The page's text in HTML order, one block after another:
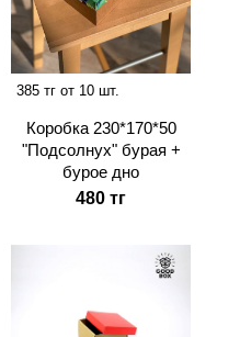
385 тг от 10 шт.
Коробка 230*170*50
"Подсолнух" бурая +
бурое дно
480 тг